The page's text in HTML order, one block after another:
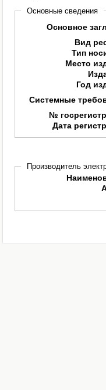
Основные сведения
Основное
Вид
Тип
Место
Год
Системные
№
Дата
Производитель